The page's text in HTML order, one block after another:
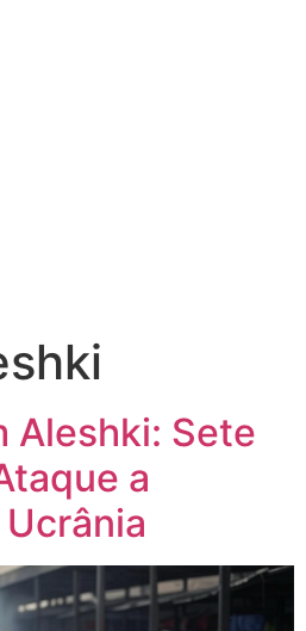
Aleshki: Sete
a